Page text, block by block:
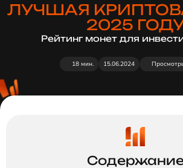
ЛУЧШАЯ
2025
Рейтинг монет для
18 мин. 15.06.2024